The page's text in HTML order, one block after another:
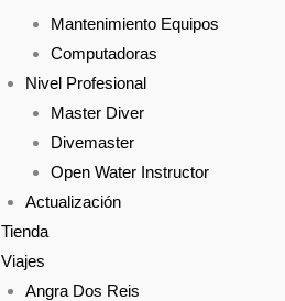
Mantenimiento Equipos
Computadoras
Nivel Profesional
Master Diver
Divemaster
Open Water Instructor
Actualización
Tienda
Viajes
Angra Dos Reis